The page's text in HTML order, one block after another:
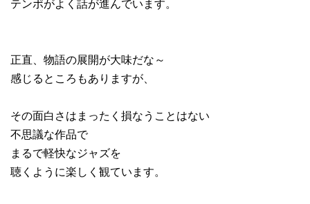
テンポがよく話が進んでいます。
正直、物語の展開が大味だな～
感じるところもありますが、
その面白さはまったく損なうことはない
不思議な作品で
まるで軽快なジャズを
聴くように楽しく観ています。